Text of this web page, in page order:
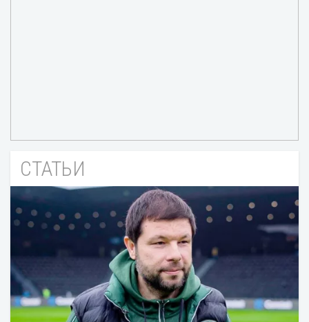
СТАТЬИ